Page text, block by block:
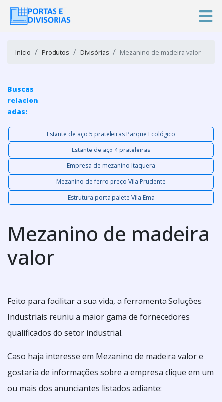
Início Produtos Divisórias Mezanino de madeira valor
Buscas
relacion
adas:
Estante de aço 5 prateleiras Parque Ecológico
Estante de aço 4 prateleiras
Empresa de mezanino Itaquera
Mezanino de ferro preço Vila Prudente
Estrutura porta palete Vila Ema
Mezanino de madeira
valor
Feito para facilitar a sua vida, a ferramenta Soluções
Industriais reuniu a maior gama de fornecedores
qualificados do setor industrial.
Caso haja interesse em Mezanino de madeira valor e
gostaria de informações sobre a empresa clique em um
ou mais dos anunciantes listados adiante: